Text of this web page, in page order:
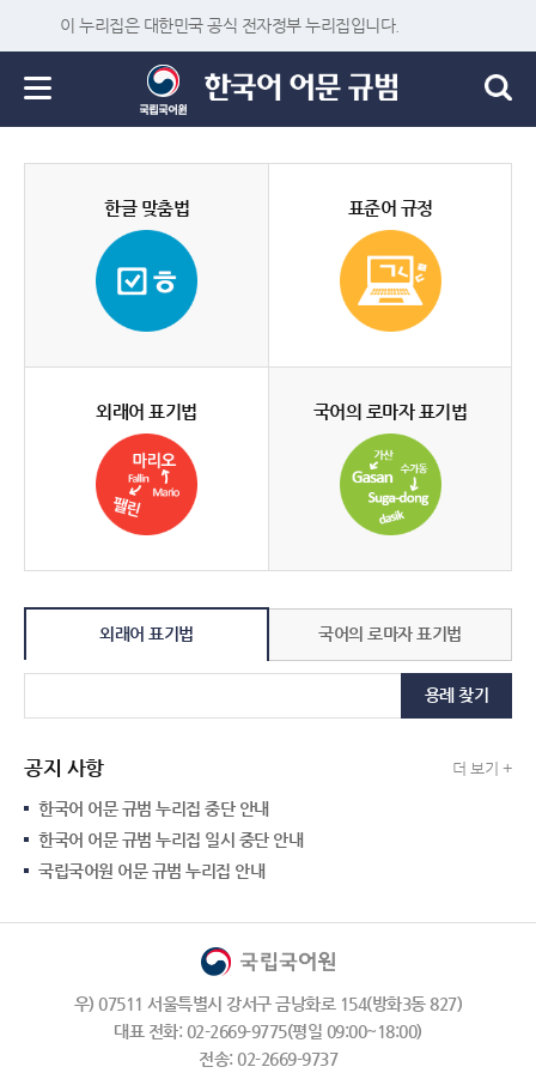
이 누리집은 대한민국 공식 전자정부 누리집입니다.
한글 맞춤법 표준어 규정
외래어 표기법 국어의 로마자 표기법
외래어 표기법 국어의 로마자 표기법
용례 찾기
공지 사항 더 보기 +
한국어 어문 규범 누리집 중단 안내
한국어 어문 규범 누리집 일시 중단 안내
국립국어원 어문 규범 누리집 안내
우) 07511 서울특별시 강서구 금낭화로 154(방화3동 827)
대표 전화: 02-2669-9775(평일 09:00~18:00)
전송: 02-2669-9737